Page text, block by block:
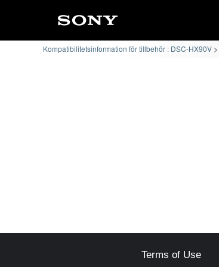
Kompatibilitetsinformation för tillbehör : DSC-HX90V
Terms of Use